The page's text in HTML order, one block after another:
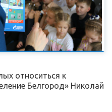
относиться к
Белгород» Николай